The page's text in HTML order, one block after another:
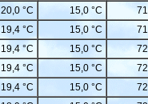
20,0 °C 15,0 °C
19,4 °C 15,0 °C
19,4 °C 15,0 °C
19,4 °C 15,0 °C
19,4 °C 15,0 °C